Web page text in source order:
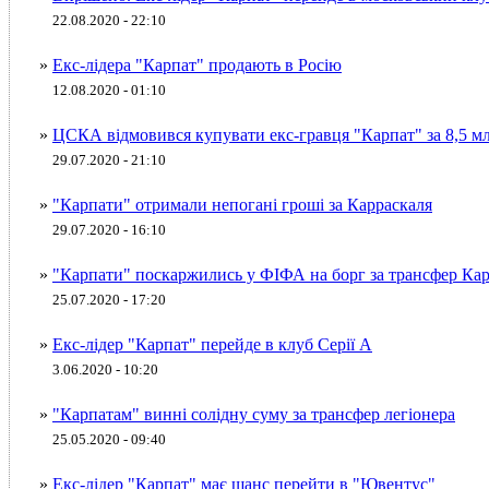
22.08.2020 - 22:10
» Екс-лідера "Карпат" продають в Росію
12.08.2020 - 01:10
» ЦСКА відмовився купувати екс-гравця "Карпат" за 8,5
29.07.2020 - 21:10
» "Карпати" отримали непогані гроші за Карраскаля
29.07.2020 - 16:10
» "Карпати" поскаржились у ФІФА на борг за трансфер
25.07.2020 - 17:20
» Екс-лідер "Карпат" перейде в клуб Серії А
3.06.2020 - 10:20
» "Карпатам" винні солідну суму за трансфер легіонера
25.05.2020 - 09:40
» Екс-лідер "Карпат" має шанс перейти в "Ювентус"